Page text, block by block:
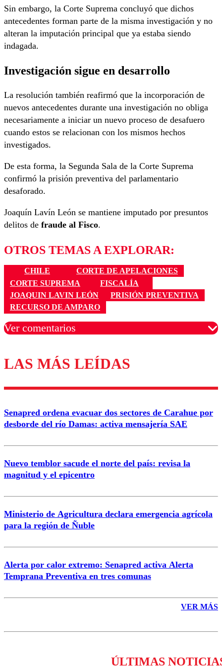
Sin embargo, la Corte Suprema concluyó que dichos
antecedentes forman parte de la misma investigación y no
alteran la imputación principal que ya estaba siendo
indagada.
Investigación sigue en desarrollo
La resolución también reafirmó que la incorporación de
nuevos antecedentes durante una investigación no obliga
necesariamente a iniciar un nuevo proceso de desafuero
cuando estos se relacionan con los mismos hechos
investigados.
De esta forma, la Segunda Sala de la Corte Suprema
confirmó la prisión preventiva del parlamentario
desaforado.
Joaquín Lavín León se mantiene imputado por presuntos
delitos de fraude al Fisco.
OTROS TEMAS A EXPLORAR:
CHILE
CORTE DE APELACIONES
CORTE SUPREMA
FISCALÍA
JOAQUIN LAVIN LEÓN
PRISIÓN PREVENTIVA
RECURSO DE AMPARO
Ver comentarios
Los comentarios son moderados para garantizar un
diálogo respetuoso.
Nombre
Correo
LAS MÁS LEÍDAS
Senapred ordena evacuar dos sectores de Carahue por
desborde del río Damas: activa mensajería SAE
Nuevo temblor sacude el norte del país: revisa la
magnitud y el epicentro
Ministerio de Agricultura declara emergencia agrícola
para la región de Ñuble
Alerta por calor extremo: Senapred activa Alerta
Temprana Preventiva en tres comunas
VER MÁS
ÚLTIMAS